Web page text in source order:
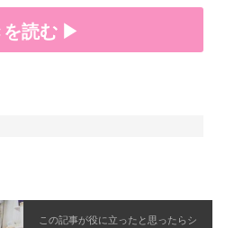
を読む ▶
この記事が役に立ったと思ったらシ